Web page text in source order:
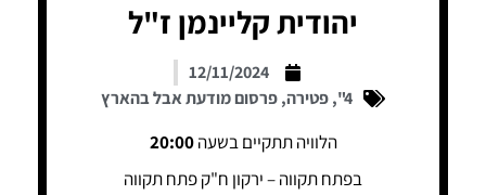
יהודית קליינמן ז"ל
12/11/2024
4"
,פטירה,פרסום מודעת אבל בהארץ
הלוויה תתקיים בשעה20:00
בפתח תקווה – ירקון ח"ק פתח תקווה